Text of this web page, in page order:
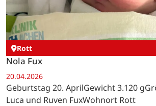
Rott
Nola Fux
20.04.2026
Geburtstag 20. AprilGewicht 3.120
Luca und Ruven FuxWohnort Rott